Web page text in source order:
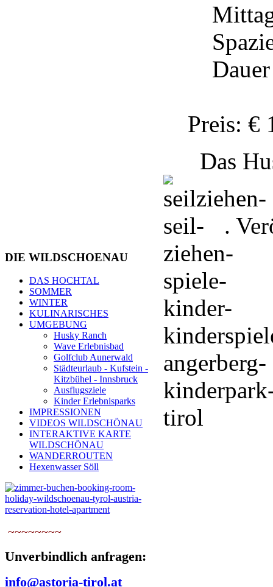
Dauer
Preis: €
Das
.
DIE WILDSCHOENAU
DAS HOCHTAL
SOMMER
WINTER
KULINARISCHES
UMGEBUNG
Husky Ranch
Wave Erlebnisbad
Golfclub Aunerwald
Städteurlaub - Kufstein -
Kitzbühel - Innsbruck
Ausflugsziele
Kinder Erlebnisparks
IMPRESSIONEN
VIDEOS WILDSCHÖNAU
INTERAKTIVE KARTE
WILDSCHÖNAU
WANDERROUTEN
Hexenwasser Söll
~~~~~~~~
Unverbindlich anfragen:
info@astoria-tirol.at